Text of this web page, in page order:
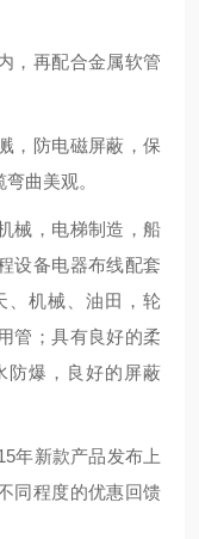
，再配合金属软管
，防电磁屏蔽，保
曲美观。
械，电梯制造，船
设备电器布线配套
、机械、油田，轮
管；具有良好的柔
防爆，良好的屏蔽
年新款产品发布上
同程度的优惠回馈